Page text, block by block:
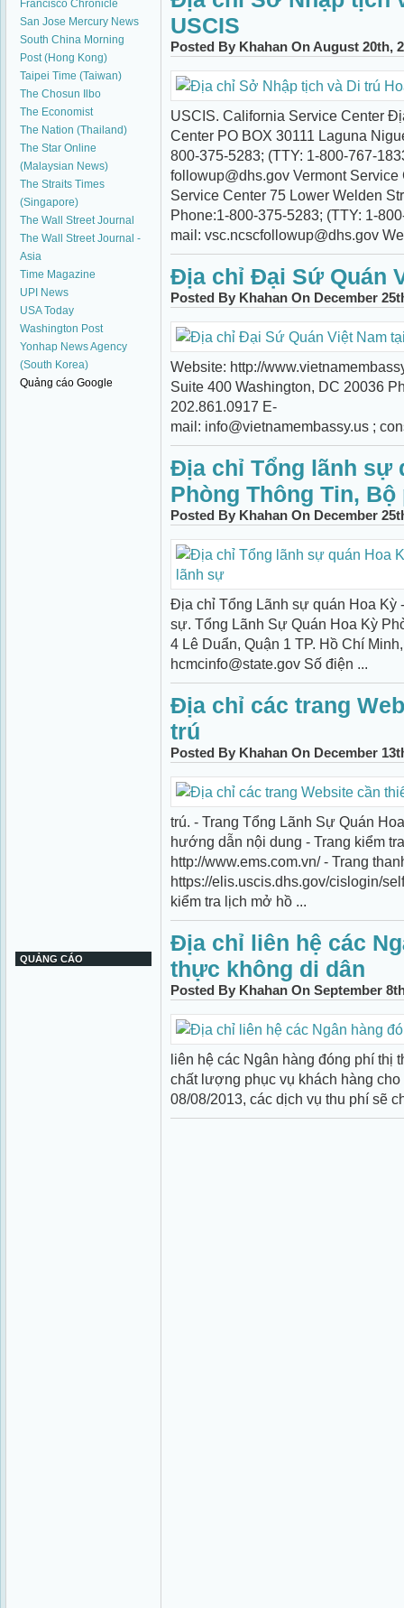
Francisco Chronicle
San Jose Mercury News
South China Morning
Post (Hong Kong)
Taipei Time (Taiwan)
The Chosun Ilbo
The Economist
The Nation (Thailand)
The Star Online
(Malaysian News)
The Straits Times
(Singapore)
The Wall Street Journal
The Wall Street Journal -
Asia
Time Magazine
UPI News
USA Today
Washington Post
Yonhap News Agency
(South Korea)
Quảng cáo Google
QUẢNG CÁO
USCIS
Posted By Khahan On August 20th,
USCIS. California Service Center
Center PO BOX 30111 Laguna
800-375-5283; (TTY: 1-800-767-
followup@dhs.gov Vermont
Service Center 75 Lower Welden
Phone:1-800-375-5283; (TTY: 1-
mail: vsc.ncscfollowup@dhs.gov
Địa chỉ Đại Sứ Quán
Posted By Khahan On December
Website: http://
Suite 400 Washington, DC 20036
202.861.0917 E-
mail: info@vietnamembassy.us ;
Địa chỉ Tổng lãnh sự
Phòng Thông Tin,
Posted By Khahan On December
Địa chỉ Tổng Lãnh sự quán Hoa Kỳ
sự. Tổng Lãnh Sự Quán Hoa Kỳ
4 Lê Duẩn, Quận 1 TP. Hồ Chí
hcmcinfo@state.gov Số điện ...
Địa chỉ các trang
trú
Posted By Khahan On December
trú. - Trang Tổng Lãnh Sự Quán
hướng dẫn nội dung - Trang kiểm
http://www.ems.com.vn/ - Trang
https://elis.uscis.dhs.gov/cislogin/
kiểm tra lịch mở hồ ...
Địa chỉ liên hệ các
thực không di dân
Posted By Khahan On September
liên hệ các Ngân hàng đóng phí thị
chất lượng phục vụ khách hàng
08/08/2013, các dịch vụ thu phí sẽ